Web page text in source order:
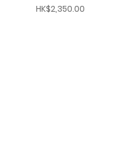
HK$2,350.00